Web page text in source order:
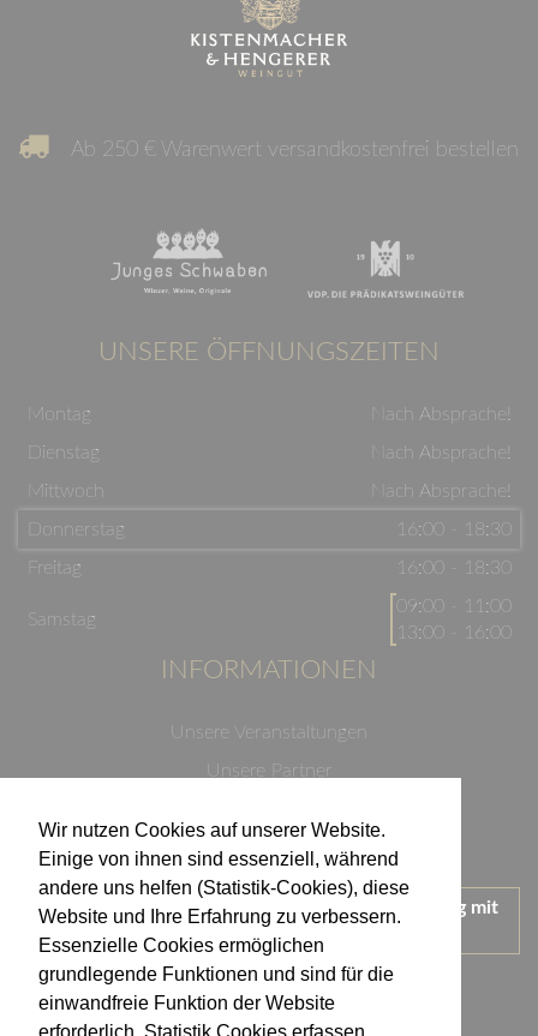
Wir nutzen Cookies auf unserer Website.
Einige von ihnen sind essenziell, während
andere uns helfen (Statistik-Cookies), diese
Website und Ihre Erfahrung zu verbessern.
Essenzielle Cookies ermöglichen
grundlegende Funktionen und sind für die
einwandfreie Funktion der Website
Ab 250 € Warenwert versandkostenfrei bestellen
UNSERE ÖFFNUNGSZEITEN
Montag
Nach Absprache!
Dienstag
Nach Absprache!
Mittwoch
Nach Absprache!
Donnerstag
16:00 - 18:30
Freitag
16:00 - 18:30
Samstag
09:00 - 11:00
13:00 - 16:00
INFORMATIONEN
Unsere Veranstaltungen
Unsere Partner
Impressum
Wir treten für einen verantwortungsvollen Umgang mit
Alkohol ein.
KONTAKT